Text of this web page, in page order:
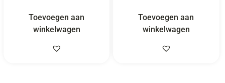
Toevoegen aan
winkelwagen
Toevoegen aan
winkelwagen